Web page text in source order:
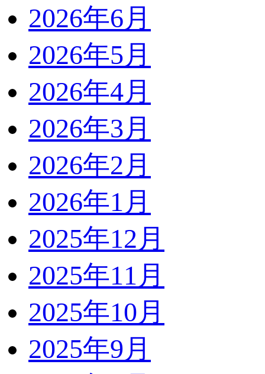
2026年6月
2026年5月
2026年4月
2026年3月
2026年2月
2026年1月
2025年12月
2025年11月
2025年10月
2025年9月